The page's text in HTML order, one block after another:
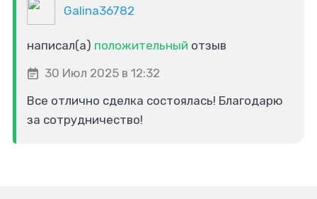
Galina36782
написал(а) положительный отзыв
30 Июл 2025 в 12:32
Все отлично сделка состоялась! Благодарю
за сотрудничество!